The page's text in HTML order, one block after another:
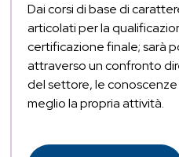
Dai corsi di base di
articolati per la
certificazione finale; sarà
attraverso un confronto
del settore, le
meglio la propria attività.